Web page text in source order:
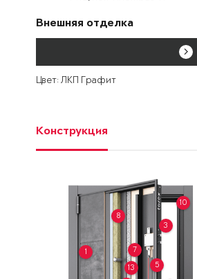
Внешняя отделка
Цвет: ЛКП Графит
Конструкция
1
3
5
7
8
10
13